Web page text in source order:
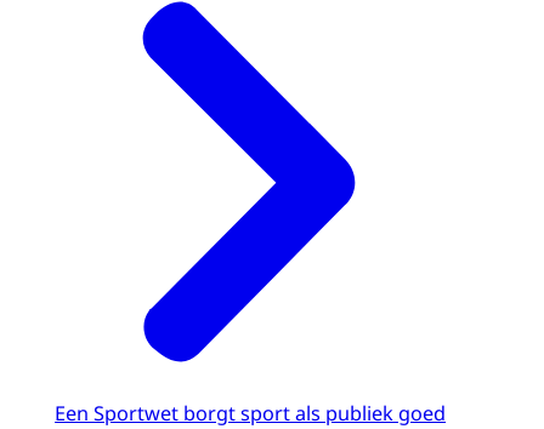
Een Sportwet borgt sport als publiek goed